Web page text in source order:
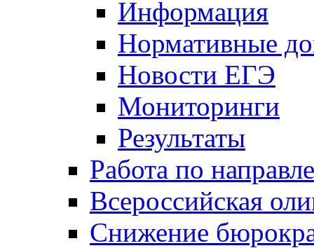
Информация
Нормативные
Новости ЕГЭ
Мониторинги
Результаты
Работа по
Всероссийская
Снижение